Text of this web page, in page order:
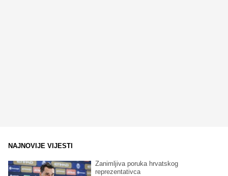
NAJNOVIJE VIJESTI
Zanimljiva poruka hrvatskog
reprezentativca